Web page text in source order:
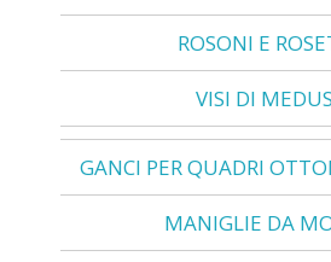
ROSONI E
VISI DI
GANCI PER QUADRI
MANIGLIE DA